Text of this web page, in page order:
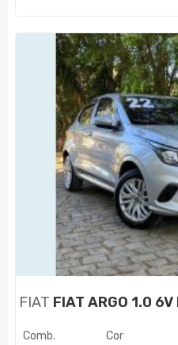
FIAT FIAT ARGO 1.0
Comb. Cor